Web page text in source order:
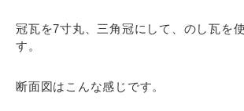
冠瓦を7寸丸、三角冠にして、のし瓦を
す。
断面図はこんな感じです。